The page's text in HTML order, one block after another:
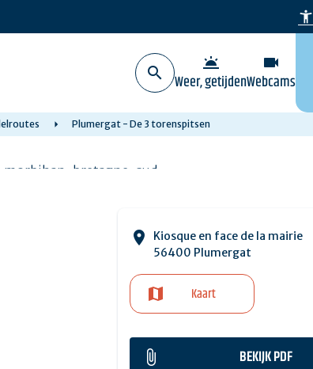
accessibility_new
wb_twilight
Weer, getijden
videocam
Webcams
Plumergat - De 3 torenspitsen
Kiosque en face de la mairie
56400 Plumergat
Kaart
BEKIJK PDF